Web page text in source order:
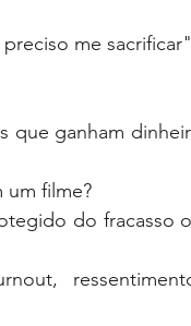
me
que ganham
um filme?
do fracasso